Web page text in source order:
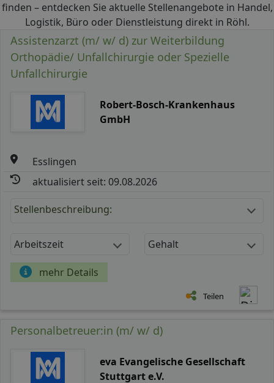
finden – entdecken Sie aktuelle Stellenangebote in Handel,
Logistik, Büro oder Dienstleistung direkt in Röhl.
Assistenzarzt (m/ w/ d) zur Weiterbildung
Orthopädie/ Unfallchirurgie oder Spezielle
Unfallchirurgie
Robert-Bosch-Krankenhaus
GmbH
Esslingen
aktualisiert seit: 09.08.2026
Stellenbeschreibung:
Arbeitszeit Gehalt
mehr Details
Teilen
Personalbetreuer:in (m/ w/ d)
eva Evangelische Gesellschaft
Stuttgart e.V.